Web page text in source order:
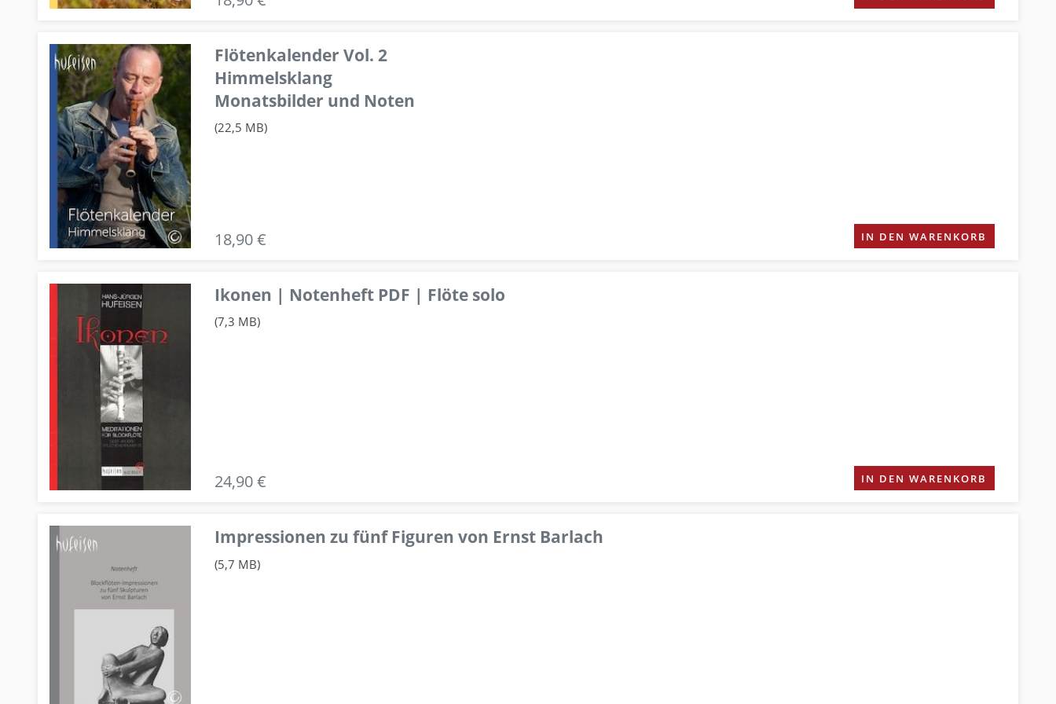
Flötenkalender Vol. 2
Himmelsklang
Monatsbilder und Noten
(22,5 MB)
18,90 € IN DEN WARENKORB
Ikonen | Notenheft PDF | Flöte solo
(7,3 MB)
24,90 € IN DEN WARENKORB
Impressionen zu fünf Figuren von Ernst Barlach
(5,7 MB)